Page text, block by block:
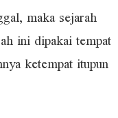
maka sejarah
ini dipakai tempat
ketempat itupun